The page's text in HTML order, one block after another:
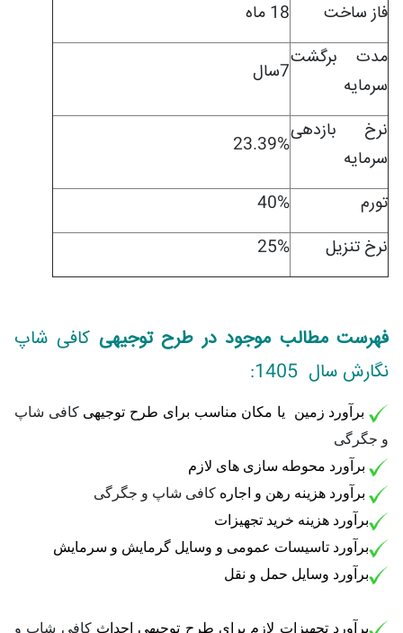
فاز ساخت
18 ماه
مدت برگشت
سرمایه
7سال
نرخ بازدهی
سرمایه
23.39%
تورم
40%
نرخ تنزیل
25%
فهرست مطالب موجود در طرح توجیهی کافی شاپ
نگارش سال 1405:
برآورد زمین یا مکان مناسب برای طرح توجیهیکافی شاپ
و جگرگی
برآورد محوطه سازی های لازم
برآورد هزینه رهن و اجاره کافی شاپ و جگرگی
برآورد هزینه خرید تجهیزات
برآورد تاسیسات عمومی و وسایل گرمایش و سرمایش
برآورد وسایل حمل و نقل
برآورد تجهیزات لازم برای طرح توجیهی احداثکافی شاپ و